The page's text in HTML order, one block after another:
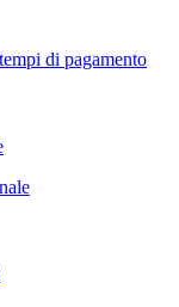
di pagamento